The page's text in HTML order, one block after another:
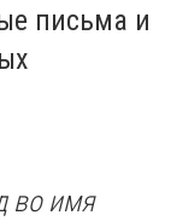
письма и
во имя